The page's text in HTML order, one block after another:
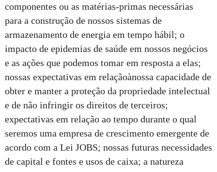
componentes ou as matérias-primas necessárias
para a construção de nossos sistemas de
armazenamento de energia em tempo hábil; o
impacto de epidemias de saúde em nossos negócios
e as ações que podemos tomar em resposta a elas;
nossas expectativas em relaçãoànossa capacidade de
obter e manter a proteção da propriedade intelectual
e de não infringir os direitos de terceiros;
expectativas em relação ao tempo durante o qual
seremos uma empresa de crescimento emergente de
acordo com a Lei JOBS; nossas futuras necessidades
de capital e fontes e usos de caixa; a natureza